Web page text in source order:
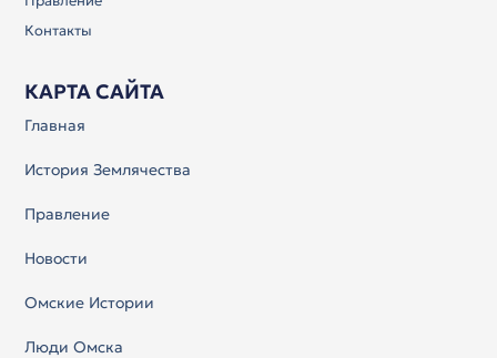
Контакты
КАРТА САЙТА
Главная
История Землячества
Правление
Новости
Омские Истории
Люди Омска